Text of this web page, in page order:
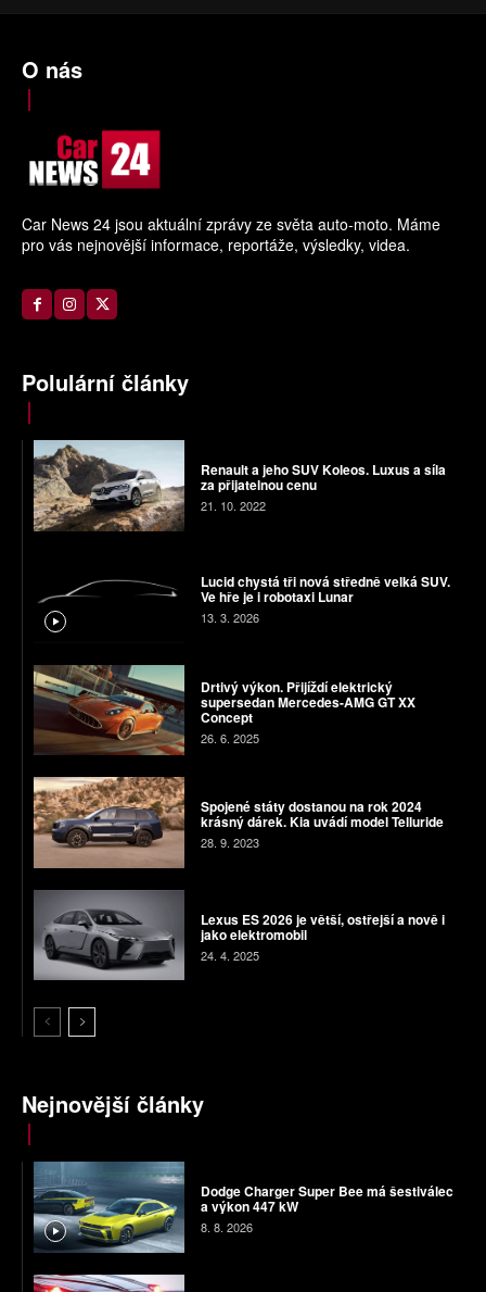
O nás
Car News 24 jsou aktuální zprávy ze světa auto-moto. Máme
pro vás nejnovější informace, reportáže, výsledky, videa.
Polulární články
Renault a jeho SUV Koleos. Luxus a síla
za přijatelnou cenu
21. 10. 2022
Lucid chystá tři nová středně velká SUV.
Ve hře je i robotaxi Lunar
13. 3. 2026
Drtivý výkon. Přijíždí elektrický
supersedan Mercedes-AMG GT XX
Concept
26. 6. 2025
Spojené státy dostanou na rok 2024
krásný dárek. Kia uvádí model Telluride
28. 9. 2023
Lexus ES 2026 je větší, ostřejší a nově i
jako elektromobil
24. 4. 2025
Nejnovější články
Dodge Charger Super Bee má šestiválec
a výkon 447 kW
8. 8. 2026